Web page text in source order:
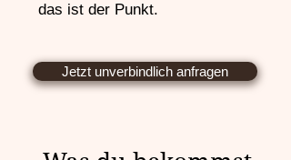
das ist der Punkt.
Jetzt unverbindlich anfragen